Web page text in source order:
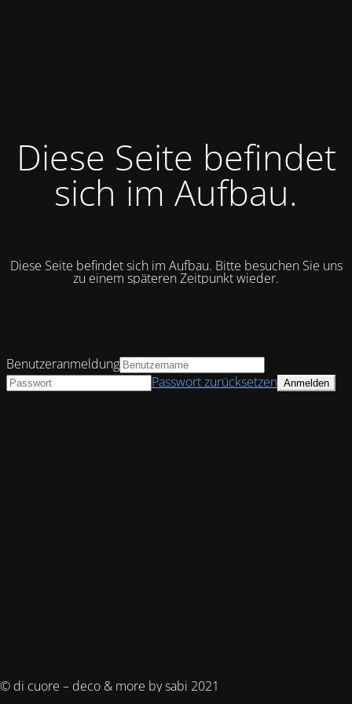
Diese Seite befindet
sich im Aufbau.
Diese Seite befindet sich im Aufbau. Bitte besuchen Sie uns
zu einem späteren Zeitpunkt wieder.
© di cuore – deco & more by sabi 2021
Benutzeranmeldung
Passwort zurücksetzen